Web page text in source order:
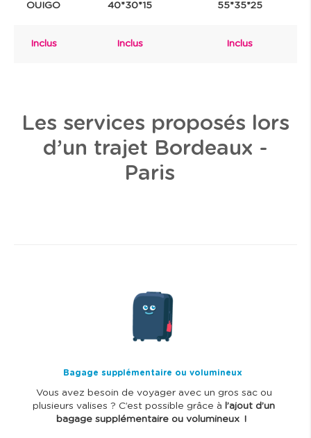
OUIGO 40*30*15 55*35*25
Inclus Inclus Inclus
Les services proposés lors
d’un trajet Bordeaux -
Paris
Bagage supplémentaire ou volumineux
Vous avez besoin de voyager avec un gros sac ou
plusieurs valises ? C’est possible grâce à l’ajout d’un
bagage supplémentaire ou volumineux !